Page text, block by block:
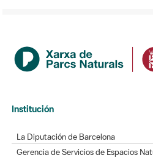
Institución
La Diputación de Barcelona
Gerencia de Servicios de Espacios